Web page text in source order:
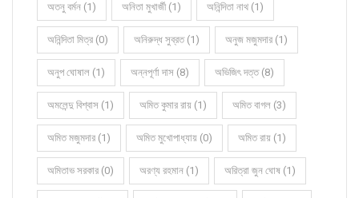
অতনু বর্মন (1) অনিতা মুখার্জী (1) অনিন্দিতা নাথ (1)
অনিন্দিতা মিত্র (0) অনিরুদ্ধ সুব্রত (1) অনুজ মজুমদার (1)
অনুপ ঘোষাল (1) অন্নপূর্ণা দাস (8) অভিজিৎ দত্ত (8)
অমলেন্দু বিশ্বাস (1) অমিত কুমার রায় (1) অমিত বাগল (3)
অমিত মজুমদার (1) অমিত মুখোপাধ্যায় (0) অমিত রায় (1)
অমিতাভ সরকার (0) অরণ্য রহমান (1) অরিত্রা জুন ঘোষ (1)